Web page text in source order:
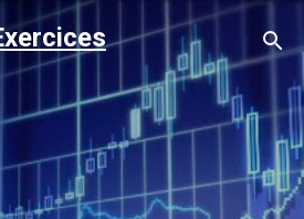
au contenu principal